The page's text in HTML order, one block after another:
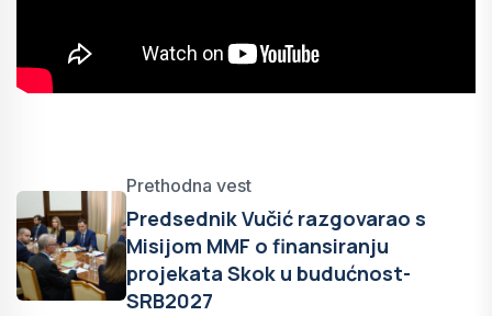
Prethodna vest
Predsednik Vučić razgovarao s
Misijom MMF o finansiranju
projekata Skok u budućnost-
SRB2027